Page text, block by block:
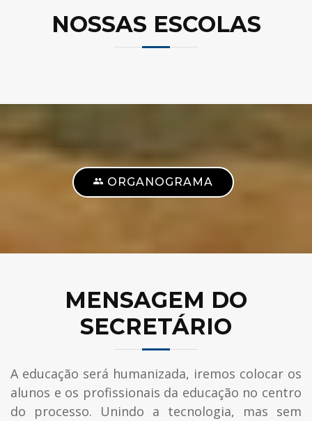
NOSSAS ESCOLAS
ORGANOGRAMA
MENSAGEM DO
SECRETÁRIO
A educação será humanizada, iremos colocar os
alunos e os profissionais da educação no centro
do processo. Unindo a tecnologia, mas sem